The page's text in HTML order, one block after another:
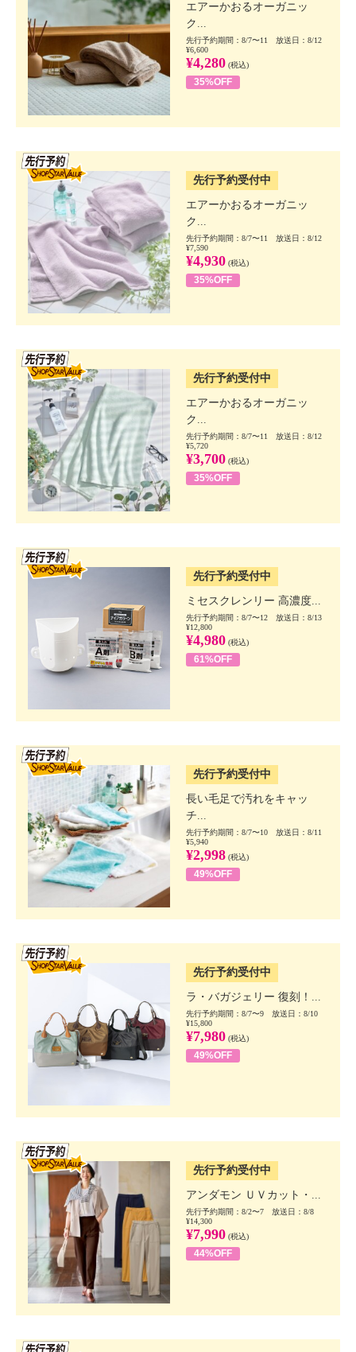
エアーかおるオーガニッ
ク...
先行予約期間：8/7〜11 放送日：8/12
¥6,600
¥4,280 (税込)
35%OFF
先行予約受付中
エアーかおるオーガニッ
ク...
先行予約期間：8/7〜11 放送日：8/12
¥7,590
¥4,930 (税込)
35%OFF
先行予約受付中
エアーかおるオーガニッ
ク...
先行予約期間：8/7〜11 放送日：8/12
¥5,720
¥3,700 (税込)
35%OFF
先行予約受付中
ミセスクレンリー 高濃度...
先行予約期間：8/7〜12 放送日：8/13
¥12,800
¥4,980 (税込)
61%OFF
先行予約受付中
長い毛足で汚れをキャッ
チ...
先行予約期間：8/7〜10 放送日：8/11
¥5,940
¥2,998 (税込)
49%OFF
先行予約受付中
ラ・バガジェリー 復刻！...
先行予約期間：8/7〜9 放送日：8/10
¥15,800
¥7,980 (税込)
49%OFF
先行予約受付中
アンダモン ＵＶカット・...
先行予約期間：8/2〜7 放送日：8/8
¥14,300
¥7,990 (税込)
44%OFF